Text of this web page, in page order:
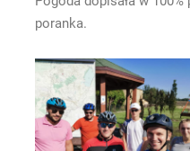
poranka.